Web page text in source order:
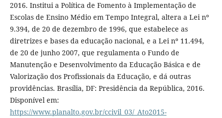
2016. Institui a Política de Fomento à Implementação de
Escolas de Ensino Médio em Tempo Integral, altera a Lei nº
9.394, de 20 de dezembro de 1996, que estabelece as
diretrizes e bases da educação nacional, e a Lei nº 11.494,
de 20 de junho 2007, que regulamenta o Fundo de
Manutenção e Desenvolvimento da Educação Básica e de
Valorização dos Profissionais da Educação, e dá outras
providências. Brasília, DF: Presidência da República, 2016.
Disponível em:
https://www.planalto.gov.br/ccivil_03/_Ato2015-